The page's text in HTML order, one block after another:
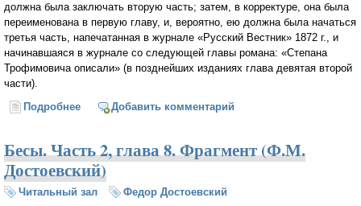
должна была заключать вторую часть; затем, в корректуре, она была
переименована в первую главу, и, вероятно, ею должна была начаться
третья часть, напечатанная в журнале «Русский Вестник» 1872 г., и
начинавшаяся в журнале со следующей главы романа: «Степана
Трофимовича описали» (в позднейших изданиях глава девятая второй
части).
Подробнее о Бесы. Ненапечатанная глава «У Тихона». Исповедь
Добавить комментарий
Бесы. Часть 2, глава 8. Фрагмент (Ф.М.
Достоевский)
Читальный зал
Федор Достоевский